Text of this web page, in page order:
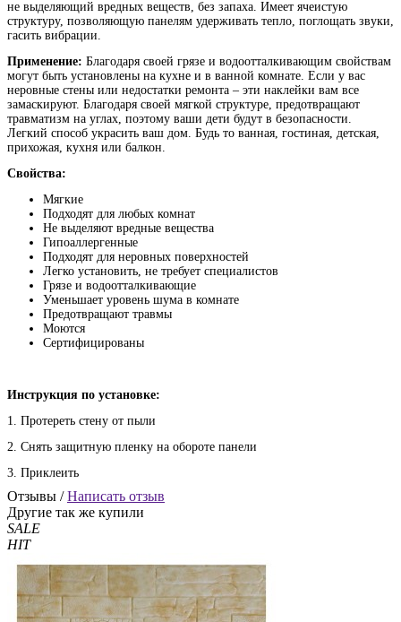
не выделяющий вредных веществ, без запаха. Имеет ячеистую
структуру, позволяющую панелям удерживать тепло, поглощать звуки,
гасить вибрации.
Применение: Благодаря своей грязе и водоотталкивающим свойствам
могут быть установлены на кухне и в ванной комнате. Если у вас
неровные стены или недостатки ремонта – эти наклейки вам все
замаскируют. Благодаря своей мягкой структуре, предотвращают
травматизм на углах, поэтому ваши дети будут в безопасности.
Легкий способ украсить ваш дом. Будь то ванная, гостиная, детская,
прихожая, кухня или балкон.
Свойства:
Мягкие
Подходят для любых комнат
Не выделяют вредные вещества
Гипоаллергенные
Подходят для неровных поверхностей
Легко установить, не требует специалистов
Грязе и водоотталкивающие
Уменьшает уровень шума в комнате
Предотвращают травмы
Моются
Сертифицированы
Инструкция по установке:
1. Протереть стену от пыли
2. Снять защитную пленку на обороте панели
3. Приклеить
Отзывы /Написать отзыв
Другие так же купили
SALE
HIT